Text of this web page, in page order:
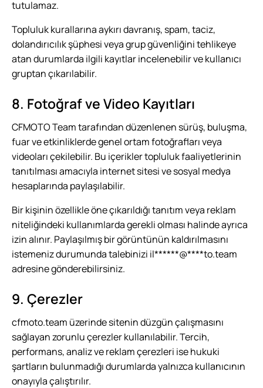
tutulamaz.
Topluluk kurallarına aykırı davranış, spam, taciz,
dolandırıcılık şüphesi veya grup güvenliğini tehlikeye
atan durumlarda ilgili kayıtlar incelenebilir ve kullanıcı
gruptan çıkarılabilir.
8. Fotoğraf ve Video Kayıtları
CFMOTO Team tarafından düzenlenen sürüş, buluşma,
fuar ve etkinliklerde genel ortam fotoğrafları veya
videoları çekilebilir. Bu içerikler topluluk faaliyetlerinin
tanıtılması amacıyla internet sitesi ve sosyal medya
hesaplarında paylaşılabilir.
Bir kişinin özellikle öne çıkarıldığı tanıtım veya reklam
niteliğindeki kullanımlarda gerekli olması halinde ayrıca
izin alınır. Paylaşılmış bir görüntünün kaldırılmasını
istemeniz durumunda talebinizi il******@****to.team
adresine gönderebilirsiniz.
9. Çerezler
cfmoto.team üzerinde sitenin düzgün çalışmasını
sağlayan zorunlu çerezler kullanılabilir. Tercih,
performans, analiz ve reklam çerezleri ise hukuki
şartların bulunmadığı durumlarda yalnızca kullanıcının
onayıyla çalıştırılır.